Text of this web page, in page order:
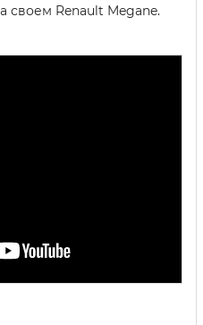
своем Renault Megane.